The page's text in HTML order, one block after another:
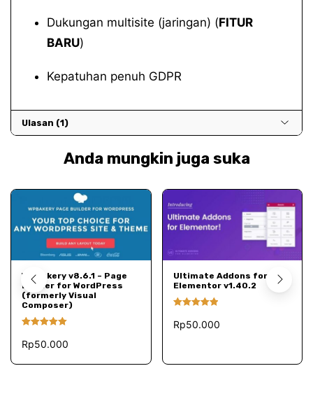
Dukungan multisite (jaringan) (FITUR
BARU)
Kepatuhan penuh GDPR
Ulasan (1)
Anda mungkin juga suka
WPBakery v8.6.1 – Page
Builder for WordPress
(formerly Visual
Composer)
5.00
dari 5
Rp50.000
Ultimate Addons for
Elementor v1.40.2
5.00
dari 5
Rp50.000